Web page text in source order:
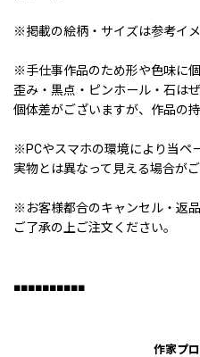
※掲載の絵柄・サイズは参考イメ
※手仕事作品のため形や色味に個
歪み・黒点・ピンホール・石は
個体差がございますが、作品の
※PCやスマホの環境により当ペ
実物とは異なって見える場合がご
※お客様都合のキャンセル・返
ご了承の上ご注文ください。
■■■■■■■■■■
作家プ